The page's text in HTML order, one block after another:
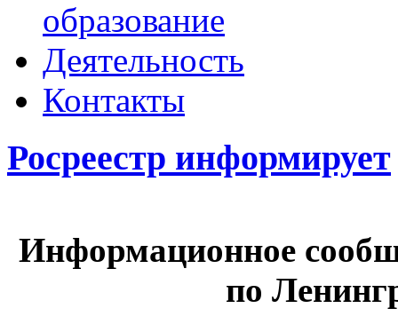
образование
Деятельность
Контакты
Росреестр информирует
Информационное
по